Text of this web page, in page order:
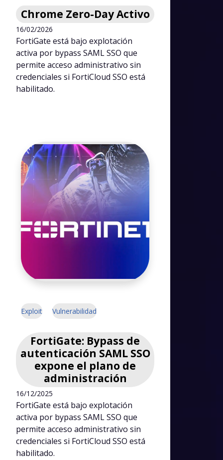
Chrome Zero-Day Activo
16/02/2026
FortiGate está bajo explotación
activa por bypass SAML SSO que
permite acceso administrativo sin
credenciales si FortiCloud SSO está
habilitado.
Exploit Vulnerabilidad
FortiGate: Bypass de
autenticación SAML SSO
expone el plano de
administración
16/12/2025
FortiGate está bajo explotación
activa por bypass SAML SSO que
permite acceso administrativo sin
credenciales si FortiCloud SSO está
habilitado.